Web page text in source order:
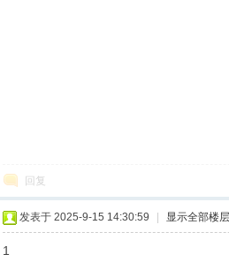
回复
发表于 2025-9-15 14:30:59 显示全部楼层
1